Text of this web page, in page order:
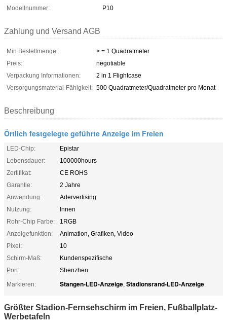
Modellnummer:
P10
Zahlung und Versand AGB
Min Bestellmenge:
> = 1 Quadratmeter
Preis:
negotiable
Verpackung Informationen:
2 in 1 Flightcase
Versorgungsmaterial-Fähigkeit: 500 Quadratmeter/Quadratmeter pro Monat
Beschreibung
Örtlich festgelegte geführte Anzeige im Freien
LED-Chip:
Epistar
Lebensdauer:
100000hours
Zertifikat:
CE ROHS
Garantie:
2 Jahre
Anwendung:
Adervertising
Nutzung:
Innen
Rohr-Chip Farbe:
1RGB
Anzeigefunktion:
Animation, Grafiken, Video
Pixel:
10
Schirm-Maß:
Kundenspezifische
Port:
Shenzhen
Markieren:
Stangen-LED-Anzeige, Stadionsrand-LED-Anzeige
Größter Stadion-Fernsehschirm im Freien, Fußballplatz-
Werbetafeln